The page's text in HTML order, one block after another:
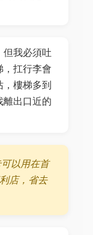
但我必須吐
，扛行李會
，樓梯多到
離出口近的
以用在首
店，省去